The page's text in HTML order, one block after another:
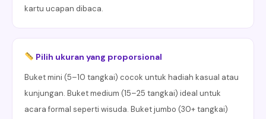
kartu ucapan dibaca.
Pilih ukuran yang proporsional
Buket mini (5–10 tangkai) cocok untuk hadiah kasual atau
kunjungan. Buket medium (15–25 tangkai) ideal untuk
acara formal seperti wisuda. Buket jumbo (30+ tangkai)